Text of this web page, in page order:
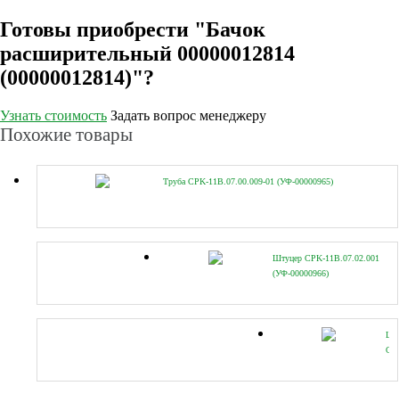
Готовы приобрести "Бачок
расширительный 00000012814
(00000012814)"?
Узнать стоимость Задать вопрос менеджеру
Похожие товары
Труба CPK-11B.07.00.009-01 (УФ-00000965)
Штуцер CPK-11B.07.02.001
(УФ-00000966)